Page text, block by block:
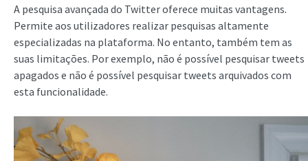
A pesquisa avançada do Twitter oferece muitas vantagens.
Permite aos utilizadores realizar pesquisas altamente
especializadas na plataforma. No entanto, também tem as
suas limitações. Por exemplo, não é possível pesquisar tweets
apagados e não é possível pesquisar tweets arquivados com
esta funcionalidade.